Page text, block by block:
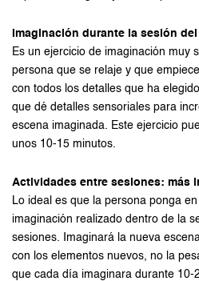
Imaginación durante la sesión
Es un ejercicio de imaginación muy
persona que se relaje y que
con todos los detalles que ha
que dé detalles sensoriales para
escena imaginada. Este ejercicio
unos 10-15 minutos.
Actividades entre sesiones: más
Lo ideal es que la persona ponga
imaginación realizado dentro de la
sesiones. Imaginará la nueva
con los elementos nuevos, no la
que cada día imaginara durante 10-